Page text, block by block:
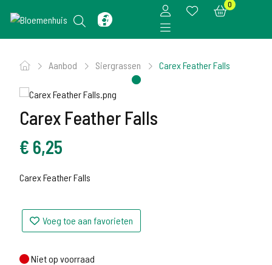
0
Aanbod Siergrassen Carex Feather Falls
Carex Feather Falls
€ 6,25
Carex Feather Falls
Voeg toe aan favorieten
Niet op voorraad
Niet op voorraad